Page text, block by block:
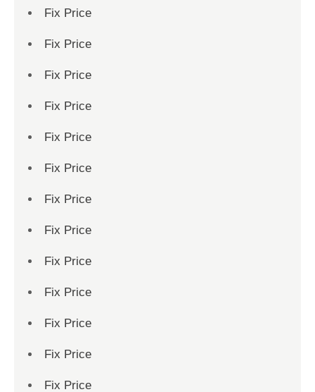
Fix Price
Fix Price
Fix Price
Fix Price
Fix Price
Fix Price
Fix Price
Fix Price
Fix Price
Fix Price
Fix Price
Fix Price
Fix Price